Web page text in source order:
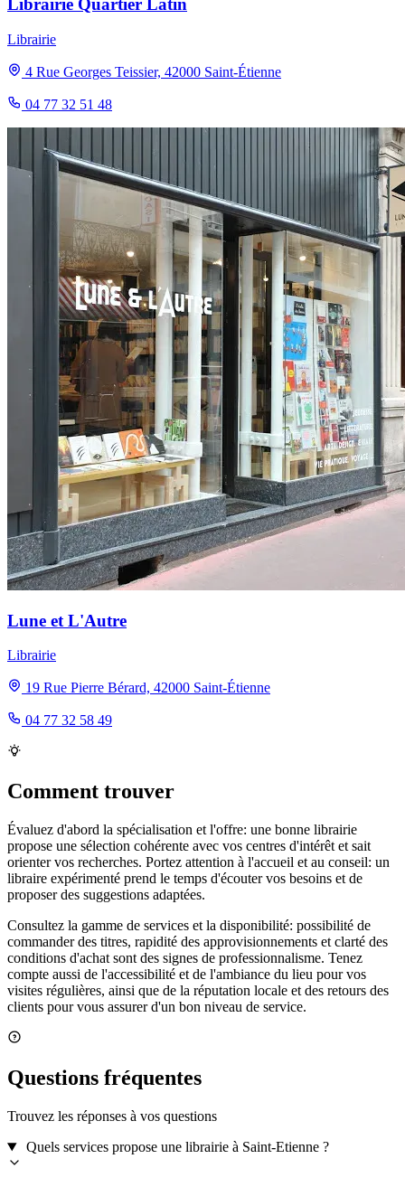
Librairie Quartier Latin
Librairie
4 Rue Georges Teissier, 42000 Saint-Étienne
04 77 32 51 48
Lune et L'Autre
Librairie
19 Rue Pierre Bérard, 42000 Saint-Étienne
04 77 32 58 49
Comment trouver
Évaluez d'abord la spécialisation et l'offre: une bonne librairie
propose une sélection cohérente avec vos centres d'intérêt et sait
orienter vos recherches. Portez attention à l'accueil et au conseil: un
libraire expérimenté prend le temps d'écouter vos besoins et de
proposer des suggestions adaptées.
Consultez la gamme de services et la disponibilité: possibilité de
commander des titres, rapidité des approvisionnements et clarté des
conditions d'achat sont des signes de professionnalisme. Tenez
compte aussi de l'accessibilité et de l'ambiance du lieu pour vos
visites régulières, ainsi que de la réputation locale et des retours des
clients pour vous assurer d'un bon niveau de service.
Questions fréquentes
Trouvez les réponses à vos questions
Quels services propose une librairie à Saint-Etienne ?